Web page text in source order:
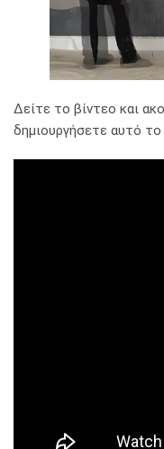
Δείτε το βίντεο και
δημιουργήσετε αυτό το